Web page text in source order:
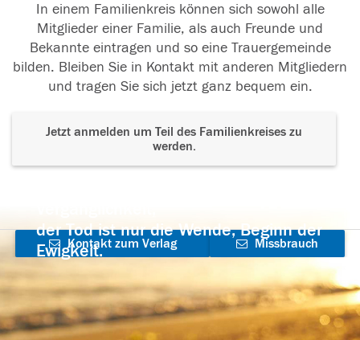
In einem Familienkreis können sich sowohl alle
Mitglieder einer Familie, als auch Freunde und
Bekannte eintragen und so eine Trauergemeinde
bilden. Bleiben Sie in Kontakt mit anderen Mitgliedern
und tragen Sie sich jetzt ganz bequem ein.
Jetzt anmelden um Teil des Familienkreises zu
werden.
der Tod ist nur die Wende, Beginn der
Ewigkeit.
Kontakt zum Verlag
aufnehmen
Missbrauch